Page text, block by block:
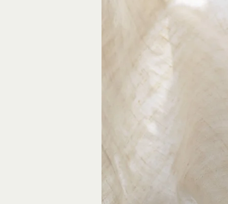
Die Wirkung reicht von der
Selbstvertrauen und starken
Einerseits ist er ein guter Begleiter
und auch einmal weinen. Seine
Der „Stein der Frauen“ hat eine
Hormonhaushalt zu regulieren.
seine positive Wirkung auf die
beeinflusst er die Schwangerschaft
die Milchproduktion wird reguliert
der Edelstein Frauen Heiterkeit,
Mondstein positiv auf das gesamte
seiner Heilkraft wird durch den
Fähigkeit, sich auf universelle